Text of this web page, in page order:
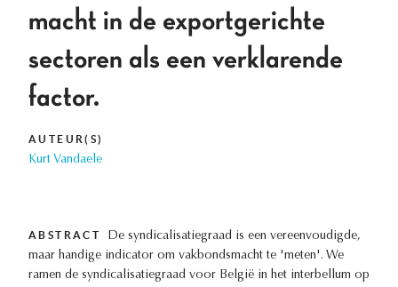
macht in de exportgerichte
sectoren als een verklarende
factor.
AUTEUR(S)
Kurt Vandaele
ABSTRACT
De syndicalisatiegraad is een vereenvoudigde,
maar handige indicator om vakbondsmacht te 'meten'. We
ramen de syndicalisatiegraad voor België in het interbellum op